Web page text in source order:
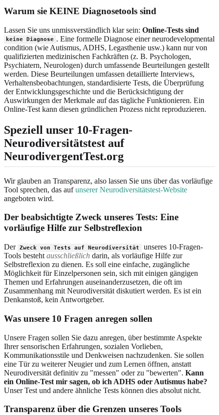
Warum sie KEINE Diagnosetools sind
Lassen Sie uns unmissverständlich klar sein: Online-Tests sind
keine Diagnose . Eine formelle Diagnose einer neurodevelopmental
condition (wie Autismus, ADHS, Legasthenie usw.) kann nur von
qualifizierten medizinischen Fachkräften (z. B. Psychologen,
Psychiatern, Neurologen) durch umfassende Beurteilungen gestellt
werden. Diese Beurteilungen umfassen detaillierte Interviews,
Verhaltensbeobachtungen, standardisierte Tests, die Überprüfung
der Entwicklungsgeschichte und die Berücksichtigung der
Auswirkungen der Merkmale auf das tägliche Funktionieren. Ein
Online-Test kann diesen gründlichen Prozess nicht reproduzieren.
Speziell unser 10-Fragen-
Neurodiversitätstest auf
NeurodivergentTest.org
Wir glauben an Transparenz, also lassen Sie uns über das vorläufige
Tool sprechen, das aufunserer Neurodiversitätstest-Website
angeboten wird.
Der beabsichtigte Zweck unseres Tests: Eine
vorläufige Hilfe zur Selbstreflexion
Der Zweck von Tests auf Neurodiversität
unseres 10-Fragen-
Tools besteht ausschließlich darin, als vorläufige Hilfe zur
Selbstreflexion zu dienen. Es soll eine einfache, zugängliche
Möglichkeit für Einzelpersonen sein, sich mit einigen gängigen
Themen und Erfahrungen auseinanderzusetzen, die oft im
Zusammenhang mit Neurodiversität diskutiert werden. Es ist ein
Denkanstoß, kein Antwortgeber.
Was unsere 10 Fragen anregen sollen
Unsere Fragen sollen Sie dazu anregen, über bestimmte Aspekte
Ihrer sensorischen Erfahrungen, sozialen Vorlieben,
Kommunikationsstile und Denkweisen nachzudenken. Sie sollen
eine Tür zu weiterer Neugier und zum Lernen öffnen, anstatt
Neurodiversität definitiv zu "messen" oder zu "bewerten". Kann
ein Online-Test mir sagen, ob ich ADHS oder Autismus habe?
Unser Test und andere ähnliche Tests können dies absolut nicht.
Transparenz über die Grenzen unseres Tools